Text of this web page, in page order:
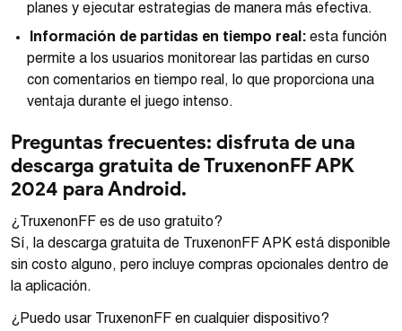
planes y ejecutar estrategias de manera más efectiva.
Información de partidas en tiempo real: esta función
permite a los usuarios monitorear las partidas en curso
con comentarios en tiempo real, lo que proporciona una
ventaja durante el juego intenso.
Preguntas frecuentes: disfruta de una
descarga gratuita de TruxenonFF APK
2024 para Android.
¿TruxenonFF es de uso gratuito?
Sí, la descarga gratuita de TruxenonFF APK está disponible
sin costo alguno, pero incluye compras opcionales dentro de
la aplicación.
¿Puedo usar TruxenonFF en cualquier dispositivo?